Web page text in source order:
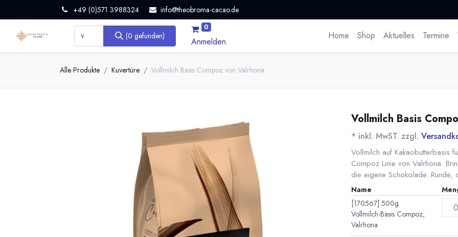
+49 (0)571 3988324 info@theobroma-cacao.de
(0 gefunden)
0
Anmelden
Home Shop Aktuelles Termine
Alle Produkte Kuvertüre Vollmilch Basis Compoz von Valrhona
Vollmilch Basis
* inkl. MwST. zzgl.
Vollmilch auf Kakaobutterbasis
Compoz Linie von Valrhona.
die eigene Schokolade. Runde,
Name
[170567] 500g
Vollmilch-Basis Compoz,
Valrhona